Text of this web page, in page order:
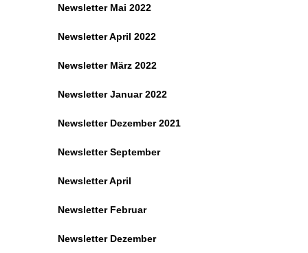
Newsletter Mai 2022
Newsletter April 2022
Newsletter März 2022
Newsletter Januar 2022
Newsletter Dezember 2021
Newsletter September
Newsletter April
Newsletter Februar
Newsletter Dezember